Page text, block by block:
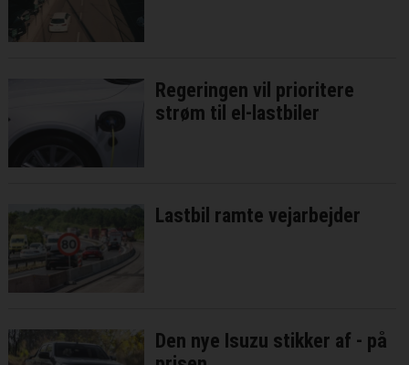
Regeringen vil prioritere
strøm til el-lastbiler
Lastbil ramte vejarbejder
Den nye Isuzu stikker af - på